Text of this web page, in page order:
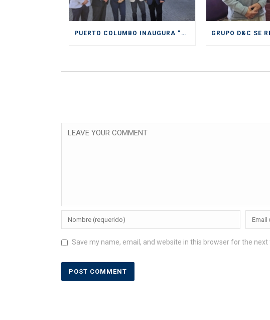
PUERTO COLUMBO INAUGURA “PIONERO” Y MODERNO SITIO DE INSPECCIÓN SAG EN SAN ANTONIO
Save my name, email, and website in this browser for the